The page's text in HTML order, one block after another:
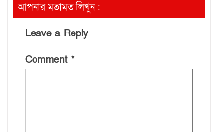
আপনার মতামত লিখুন :
Leave a Reply
Comment *